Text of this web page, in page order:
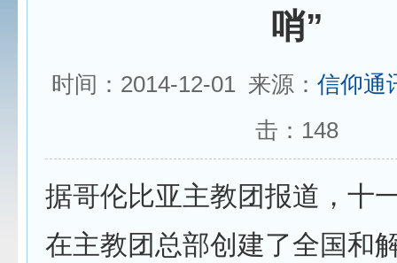
哨”
时间：2014-12-01 来源： 信仰通
击： 148
据哥伦比亚主教团报道，十
在主教团总部创建了全国和